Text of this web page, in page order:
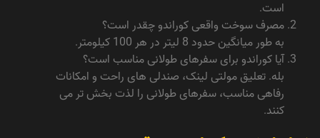
است.
مصرف سوخت واقعی کوراندو چقدر است؟
به طور میانگین حدود 8 لیتر در هر 100 کیلومتر.
آیا کوراندو برای سفرهای طولانی مناسب است؟
بله. تعلیق مولتی لینک، صندلی های راحت و امکانات
رفاهی مناسب، سفرهای طولانی را لذت بخش تر می
کنند.